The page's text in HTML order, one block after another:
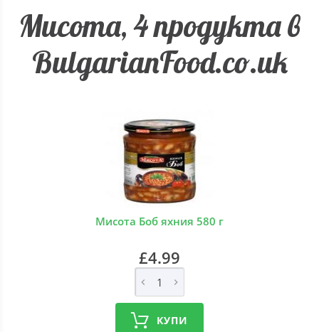
Мисота, 4 продукта в
BulgarianFood.co.uk
Мисота Боб яхния 580 г
£4.99
КУПИ